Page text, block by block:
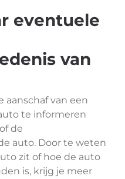
eventuele
van
aanschaf van een
te informeren
de
auto. Door te weten
zit of hoe de auto
is, krijg je meer